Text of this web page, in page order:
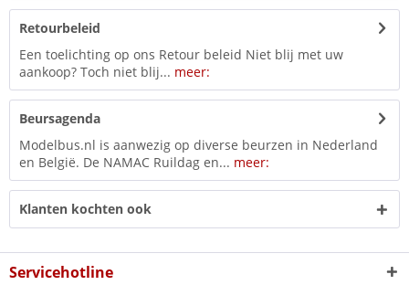
Retourbeleid
Een toelichting op ons Retour beleid Niet blij met uw
aankoop? Toch niet blij... meer:
Beursagenda
Modelbus.nl is aanwezig op diverse beurzen in Nederland
en België. De NAMAC Ruildag en... meer:
Klanten kochten ook
Servicehotline